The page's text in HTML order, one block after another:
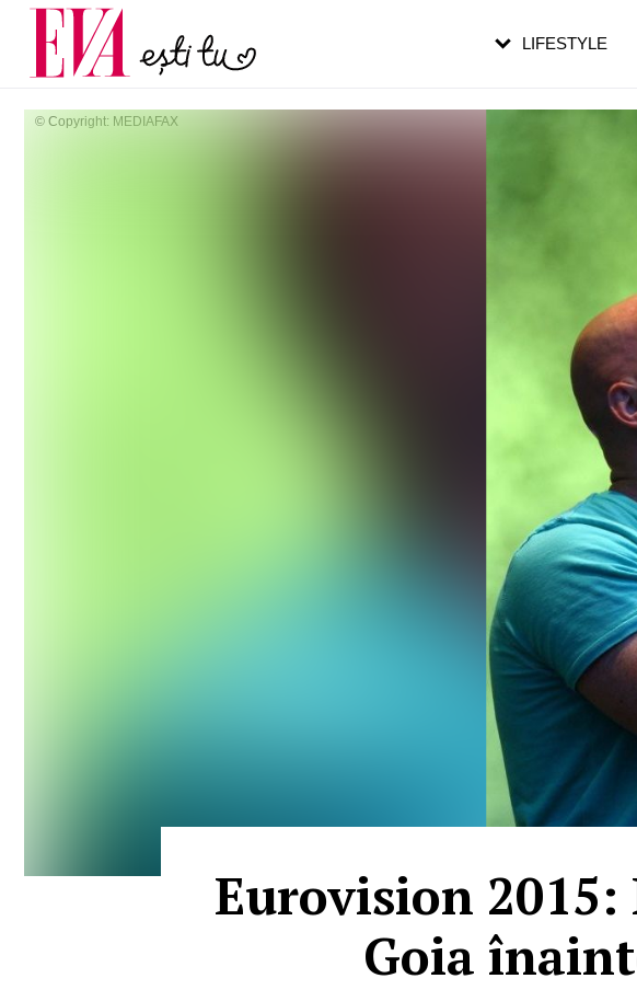
© Copyright: MEDIAFAX
Eurovision
Goia
LIFESTYLE
Carieră
Actualitate
pe măsură ce înaintezi în vârstă